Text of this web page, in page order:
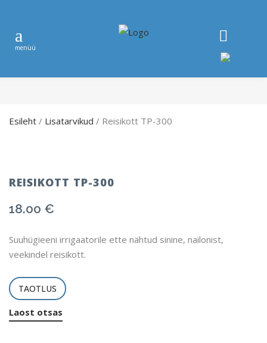
Esileht / Lisatarvikud / Reisikott TP-300
REISIKOTT TP-300
18.00 €
Suuhügieeni irrigaatorile ette nähtud sinine, nailonist,
veekindel reisikott.
TAOTLUS
Laost otsas